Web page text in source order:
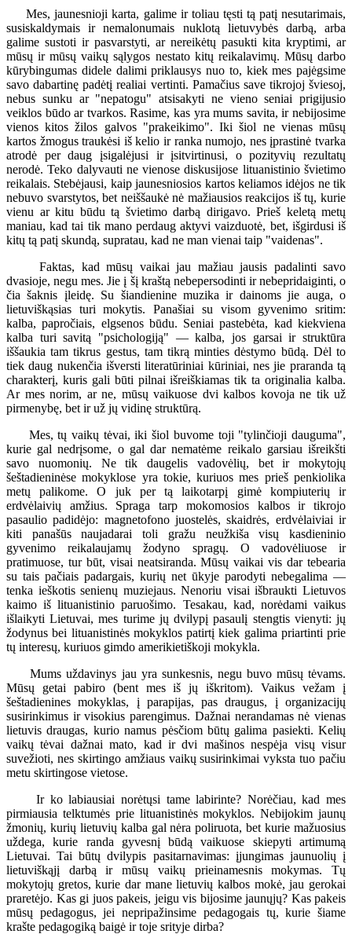
Mes, jaunesnioji karta, galime ir toliau tęsti tą patį nesutarimais,
susiskaldymais ir nemalonumais nuklotą lietuvybės darbą, arba
galime sustoti ir pasvarstyti, ar nereikėtų pasukti kita kryptimi, ar
mūsų ir mūsų vaikų sąlygos nestato kitų reikalavimų. Mūsų darbo
kūrybingumas didele dalimi priklausys nuo to, kiek mes pajėgsime
savo dabartinę padėtį realiai vertinti. Pamačius save tikrojoj šviesoj,
nebus sunku ar "nepatogu" atsisakyti ne vieno seniai prigijusio
veiklos būdo ar tvarkos. Rasime, kas yra mums savita, ir nebijosime
vienos kitos žilos galvos "prakeikimo". Iki šiol ne vienas mūsų
kartos žmogus traukėsi iš kelio ir ranka numojo, nes įprastinė tvarka
atrodė per daug įsigalėjusi ir įsitvirtinusi, o pozityvių rezultatų
nerodė. Teko dalyvauti ne vienose diskusijose lituanistinio švietimo
reikalais. Stebėjausi, kaip jaunesniosios kartos keliamos idėjos ne tik
nebuvo svarstytos, bet neiššaukė nė mažiausios reakcijos iš tų, kurie
vienu ar kitu būdu tą švietimo darbą dirigavo. Prieš keletą metų
maniau, kad tai tik mano perdaug aktyvi vaizduotė, bet, išgirdusi iš
kitų tą patį skundą, supratau, kad ne man vienai taip "vaidenas".
Faktas, kad mūsų vaikai jau mažiau jausis padalinti savo
dvasioje, negu mes. Jie į šį kraštą nebepersodinti ir nebepridaiginti, o
čia šaknis įleidę. Su šiandienine muzika ir dainoms jie auga, o
lietuviškąsias turi mokytis. Panašiai su visom gyvenimo sritim:
kalba, papročiais, elgsenos būdu. Seniai pastebėta, kad kiekviena
kalba turi savitą "psichologiją" — kalba, jos garsai ir struktūra
iššaukia tam tikrus gestus, tam tikrą minties dėstymo būdą. Dėl to
tiek daug nukenčia išversti literatūriniai kūriniai, nes jie praranda tą
charakterį, kuris gali būti pilnai išreiškiamas tik ta originalia kalba.
Ar mes norim, ar ne, mūsų vaikuose dvi kalbos kovoja ne tik už
pirmenybę, bet ir už jų vidinę struktūrą.
Mes, tų vaikų tėvai, iki šiol buvome toji "tylinčioji dauguma",
kurie gal nedrįsome, o gal dar nematėme reikalo garsiau išreikšti
savo nuomonių. Ne tik daugelis vadovėlių, bet ir mokytojų
šeštadieninėse mokyklose yra tokie, kuriuos mes prieš penkiolika
metų palikome. O juk per tą laikotarpį gimė kompiuterių ir
erdvėlaivių amžius. Spraga tarp mokomosios kalbos ir tikrojo
pasaulio padidėjo: magnetofono juostelės, skaidrės, erdvėlaiviai ir
kiti panašūs naujadarai toli gražu neužkiša visų kasdieninio
gyvenimo reikalaujamų žodyno spragų. O vadovėliuose ir
pratimuose, tur būt, visai neatsiranda. Mūsų vaikai vis dar tebearia
su tais pačiais padargais, kurių net ūkyje parodyti nebegalima —
tenka ieškotis senienų muziejaus. Nenoriu visai išbraukti Lietuvos
kaimo iš lituanistinio paruošimo. Tesakau, kad, norėdami vaikus
išlaikyti Lietuvai, mes turime jų dvilypį pasaulį stengtis vienyti: jų
žodynus bei lituanistinės mokyklos patirtį kiek galima priartinti prie
tų interesų, kuriuos gimdo amerikietiškoji mokykla.
Mums uždavinys jau yra sunkesnis, negu buvo mūsų tėvams.
Mūsų getai pabiro (bent mes iš jų iškritom). Vaikus vežam į
šeštadienines mokyklas, į parapijas, pas draugus, į organizacijų
susirinkimus ir visokius parengimus. Dažnai nerandamas nė vienas
lietuvis draugas, kurio namus pėsčiom būtų galima pasiekti. Kelių
vaikų tėvai dažnai mato, kad ir dvi mašinos nespėja visų visur
suvežioti, nes skirtingo amžiaus vaikų susirinkimai vyksta tuo pačiu
metu skirtingose vietose.
Ir ko labiausiai norėtųsi tame labirinte? Norėčiau, kad mes
pirmiausia telktumės prie lituanistinės mokyklos. Nebijokim jaunų
žmonių, kurių lietuvių kalba gal nėra poliruota, bet kurie mažuosius
uždega, kurie randa gyvesnį būdą vaikuose skiepyti artimumą
Lietuvai. Tai būtų dvilypis pasitarnavimas: įjungimas jaunuolių į
lietuviškąjį darbą ir mūsų vaikų prieinamesnis mokymas. Tų
mokytojų gretos, kurie dar mane lietuvių kalbos mokė, jau gerokai
praretėjo. Kas gi juos pakeis, jeigu vis bijosime jaunųjų? Kas pakeis
mūsų pedagogus, jei nepripažinsime pedagogais tų, kurie šiame
krašte pedagogiką baigė ir toje srityje dirba?